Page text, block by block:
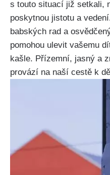
s touto⁤ situací již setkali,​
poskytnou jistotu a
babských rad a⁤
pomohou ulevit ⁣vašemu
kašle. Přízemní, jasný a
provází na naší cestě‍ k